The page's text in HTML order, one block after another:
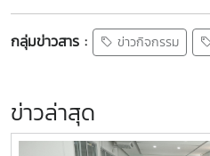
กลุ่มข่าวสาร : ข่าวกิจกรรม
ข่าวล่าสุด